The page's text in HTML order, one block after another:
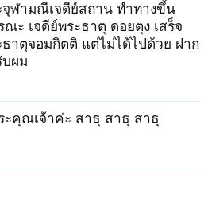
จุฬามณีเจดีย์สถาน ทำทางขึ้น
ะ เจดีย์พระธาตุ ดอยตุง เสร็จ
ธาตุจอมกิตติ แต่ไม่ได้ไปด้วย ฝาก
ผม
ะคุณเจ้าค่ะ สาธุ สาธุ สาธุ